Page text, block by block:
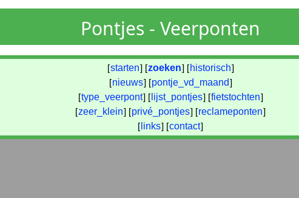
Pontjes - Veerponten
[starten] [zoeken] [ historisch]
[nieuws] [pontje_vd_maand]
[type_veerpont] [ lijst_pontjes] [fietstochten]
[zeer_klein] [privé_pontjes] [reclameponten]
[ links] [contact]